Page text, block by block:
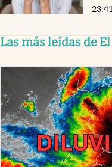
Las más leídas de